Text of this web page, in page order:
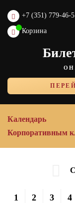
+7 (351) 779-46-
Корзина
Календарь
Корпоративным
1 2 3 4